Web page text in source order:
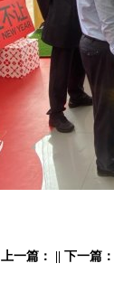
上一篇： 下一篇：